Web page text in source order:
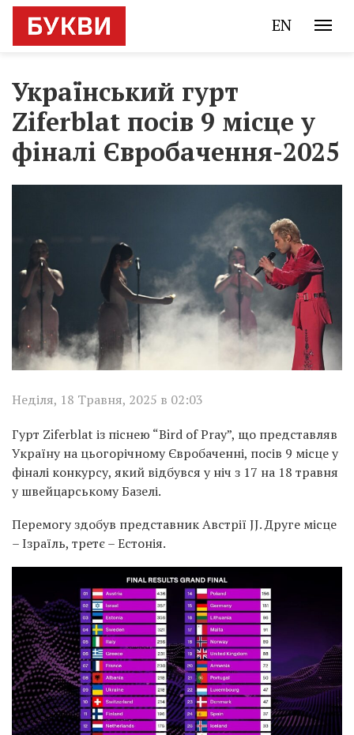
EN
Український гурт
Ziferblat посів 9 місце у
фіналі Євробачення-2025
Неділя, 18 Травня, 2025 в 02:03
Гурт Ziferblat із піснею “Bird of Pray”, що представляв
Україну на цьогорічному Євробаченні, посів 9 місце у
фіналі конкурсу, який відбувся у ніч з 17 на 18 травня
у швейцарському Базелі.
Перемогу здобув представник Австрії JJ. Друге місце
– Ізраїль, третє – Естонія.